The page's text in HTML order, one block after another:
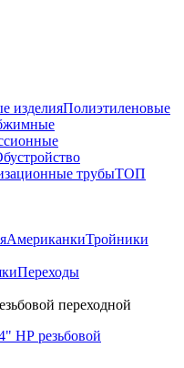
изделияПолиэтиленовые
трубыТОП
АмериканкиТройники
Переходы
переходной